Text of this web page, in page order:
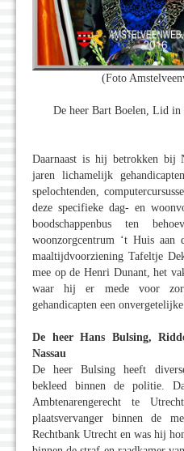
(Foto
De heer Bart Boelen, Lid in
Daarnaast is hij betrokken bij
jaren lichamelijk
spelochtenden,
deze specifieke dag- en
boodschappenbus ten
woonzorgcentrum ‘t Huis
maaltijdvoorziening Tafeltje
mee op de Henri Dunant, het
waar hij er mede voor
gehandicapten een
De heer Hans Bulsing,
Nassau
De heer Bulsing heeft
bekleed binnen de politie.
Ambtenarengerecht te
plaatsvervanger binnen de
Rechtbank Utrecht en was hij